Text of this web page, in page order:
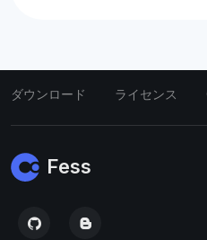
ダウンロード ライセンス
Fess